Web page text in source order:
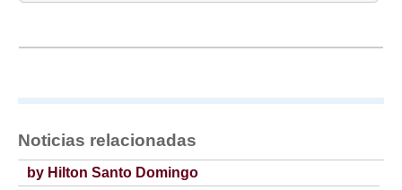
Noticias relacionadas
by Hilton Santo Domingo